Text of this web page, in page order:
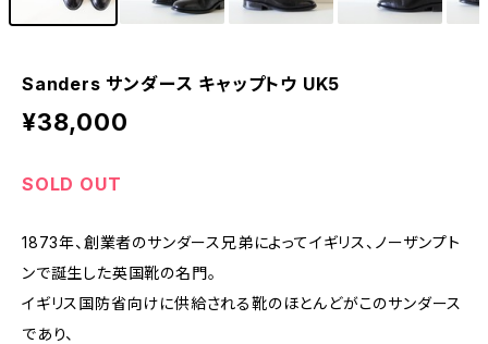
Sanders サンダース キャップトウ UK5
¥38,000
SOLD OUT
1873年、創業者のサンダース兄弟によってイギリス、ノーザンプト
ンで誕生した英国靴の名門。
イギリス国防省向けに供給される靴のほとんどがこのサンダース
であり、